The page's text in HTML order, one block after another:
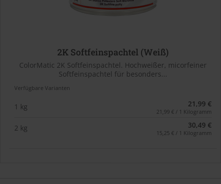
2K Softfeinspachtel (Weiß)
ColorMatic 2K Softfeinspachtel. Hochweißer, micorfeiner
Softfeinspachtel für besonders...
Verfügbare Varianten
1 kg 21,99 €
21,99 € / 1 Kilogramm
2 kg 30,49 €
15,25 € / 1 Kilogramm